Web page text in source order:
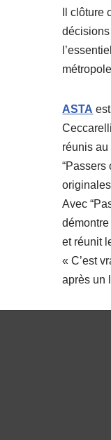
Il
ASTA
réunis au
Avec
et réunit
« C’est
après un